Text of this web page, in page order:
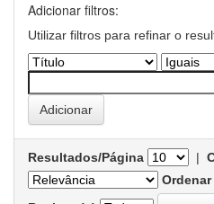
Adicionar filtros:
Utilizar filtros para refinar o
Resultados/Página |
Ordenar